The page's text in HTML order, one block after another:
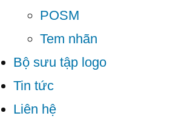
POSM
Tem nhãn
Bộ sưu tập logo
Tin tức
Liên hệ